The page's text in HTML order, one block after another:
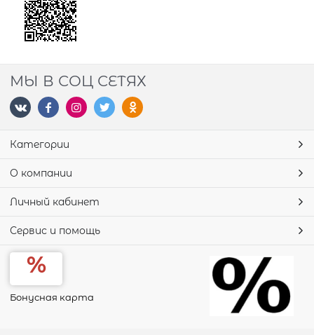
МЫ В СОЦ СЕТЯХ
Категории
О компании
Личный кабинет
Сервис и помощь
Бонусная карта